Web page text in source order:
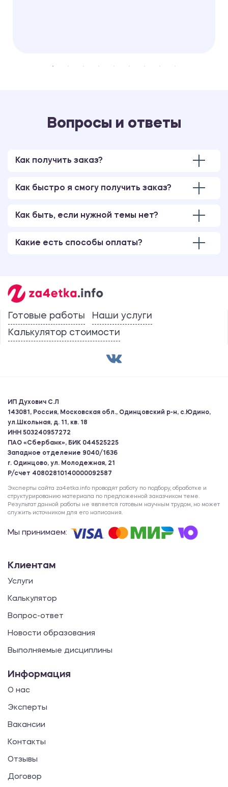
Вопросы и ответы
Как получить заказ?
Как быстро я смогу получить заказ?
Как быть, если нужной темы нет?
Какие есть способы оплаты?
Готовые работы
Наши услуги
Калькулятор стоимости
ИП Духович С.Л
143081, Россия, Московская обл., Одинцовский р-н, с.Юдино,
ул.Школьная, д. 11, кв. 18
ИНН 503240957272
ПАО «Сбербанк», БИК 044525225
Западное отделение 9040/1636
г. Одинцово, ул. Молодежная, 21
Р/счет 40802810140000092587
Эксперты сайта za4etka.info проводят работу по подбору, обработке и
структурированию материала по предложенной заказчиком теме.
Результат данной работы не является готовым научным трудом, но может
служить источником для его написания.
Мы принимаем:
Клиентам
Услуги
Калькулятор
Вопрос-ответ
Новости образования
Выполняемые дисциплины
Информация
О нас
Эксперты
Вакансии
Контакты
Отзывы
Договор